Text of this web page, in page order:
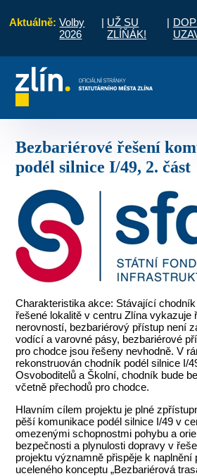
Aktuálně: Volby
2026
| UŽ SU
ZLÍŇÁK!
|
vyřídit Potřebuji zaplatit
Bezbariérové řešení komunikace pěší
podél silnice I/49, 2. část
Charakteristika akce: Stávající
řešené lokalitě v centru Zlína vykazuje
nerovností, bezbariérový přístup není
vodící a varovné pásy, bezbariérové
pro chodce jsou řešeny nevhodně. V
rekonstruován chodník podél silnice I/
Osvoboditelů a Školní, chodník bude
včetně přechodů pro chodce.
Hlavním cílem projektu je plné
pěší komunikace podél silnice I/49 v
omezenými schopnostmi pohybu a
bezpečnosti a plynulosti dopravy v
projektu významně přispěje k naplnění
uceleného konceptu „Bezbariérová